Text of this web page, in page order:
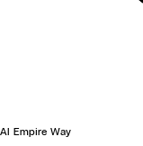
AI Empire Way